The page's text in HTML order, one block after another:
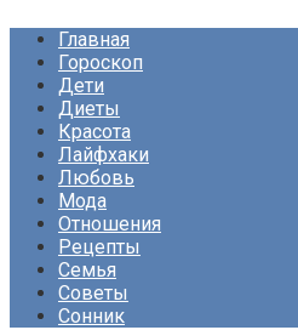
Главная
Гороскоп
Дети
Диеты
Красота
Лайфхаки
Любовь
Мода
Отношения
Рецепты
Семья
Советы
Сонник